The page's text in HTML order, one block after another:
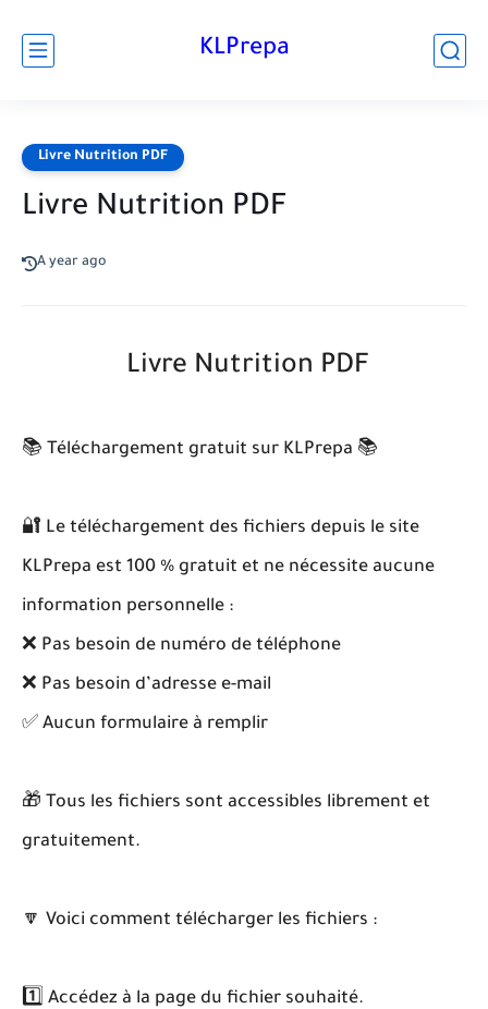
KLPrepa
Livre Nutrition PDF
Livre Nutrition PDF
A year ago
Livre Nutrition PDF
📚 Téléchargement gratuit sur KLPrepa 📚
🔐 Le téléchargement des fichiers depuis le site
KLPrepa est 100 % gratuit et ne nécessite aucune
information personnelle :
❌ Pas besoin de numéro de téléphone
❌ Pas besoin d’adresse e-mail
✅ Aucun formulaire à remplir
🎁 Tous les fichiers sont accessibles librement et
gratuitement.
🔽 Voici comment télécharger les fichiers :
1️⃣ Accédez à la page du fichier souhaité.